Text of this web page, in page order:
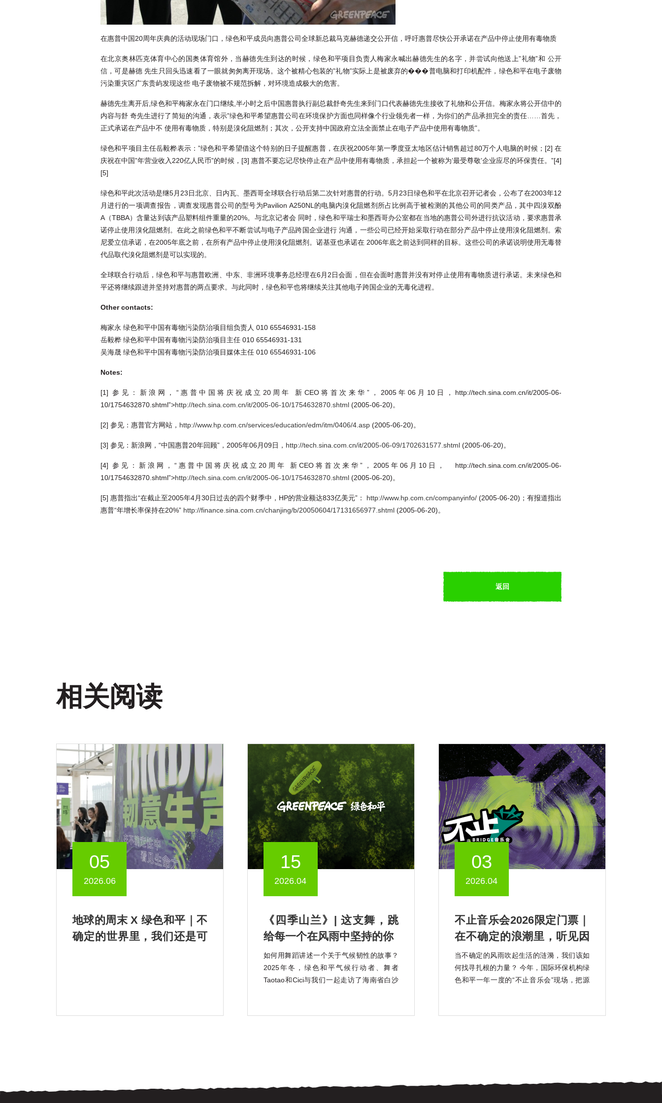
在惠普中国20周年庆典的活动现场门口，绿色和平成员向惠普公司全球新总裁马克赫德递交公开信，呼吁惠普尽快公开承诺在产品中停止使用有毒物质
在北京奥林匹克体育中心的国奥体育馆外，当赫德先生到达的时候，绿色和平项目负责人梅家永喊出赫德先生的名字，并尝试向他送上”礼物”和 公开
信 ，可是赫德 先生只回头迅速看了一眼就匆匆离开现场。这个被精心包装的”礼物”实际上是被废弃的���普电脑和打印机配件，绿色和平在电子废物
污染重灾区广东贵屿发现这些 电子废物被不规范拆解，对环境造成极大的危害。
赫德先生离开后,绿色和平梅家永在门口继续,半小时之后中国惠普执行副总裁舒奇先生来到门口代表赫德先生接收了礼物和公开信。梅家永将公开信中的
内容与舒 奇先生进行了简短的沟通，表示”绿色和平希望惠普公司在环境保护方面也同样像个行业领先者一样，为你们的产品承担完全的责任……首先，
正式承诺在产品中不 使用有毒物质，特别是溴化阻燃剂；其次，公开支持中国政府立法全面禁止在电子产品中使用有毒物质”。
绿色和平项目主任岳毅桦表示：”绿色和平希望借这个特别的日子提醒惠普，在庆祝2005年第一季度亚太地区估计销售超过80万个人电脑的时候；[2] 在
庆祝在中国”年营业收入220亿人民币”的时候，[3] 惠普不要忘记尽快停止在产品中使用有毒物质，承担起一个被称为’最受尊敬’企业应尽的环保责任。”[4]
[5]
绿色和平此次活动是继5月23日北京、日内瓦、墨西哥全球联合行动后第二次针对惠普的行动。5月23日绿色和平在北京召开记者会，公布了在2003年12
月进行的一项调查报告，调查发现惠普公司的型号为Pavilion A250NL的电脑内溴化阻燃剂所占比例高于被检测的其他公司的同类产品，其中四溴双酚
A（TBBA）含量达到该产品塑料组件重量的20%。与北京记者会 同时，绿色和平瑞士和墨西哥办公室都在当地的惠普公司外进行抗议活动，要求惠普承
诺停止使用溴化阻燃剂。在此之前绿色和平不断尝试与电子产品跨国企业进行 沟通，一些公司已经开始采取行动在部分产品中停止使用溴化阻燃剂。索
尼爱立信承诺，在2005年底之前，在所有产品中停止使用溴化阻燃剂。诺基亚也承诺在 2006年底之前达到同样的目标。这些公司的承诺说明使用无毒替
代品取代溴化阻燃剂是可以实现的。
全球联合行动后，绿色和平与惠普欧洲、中东、非洲环境事务总经理在6月2日会面，但在会面时惠普并没有对停止使用有毒物质进行承诺。未来绿色和
平还将继续跟进并坚持对惠普的两点要求。与此同时，绿色和平也将继续关注其他电子跨国企业的无毒化进程。
Other contacts:
梅家永 绿色和平中国有毒物污染防治项目组负责人 010 65546931-158
岳毅桦 绿色和平中国有毒物污染防治项目主任 010 65546931-131
吴海晟 绿色和平中国有毒物污染防治项目媒体主任 010 65546931-106
Notes:
[1] 参见：新浪网，“惠普中国将庆祝成立20周年 新CEO将首次来华”，2005年06月10日，http://tech.sina.com.cn/it/2005-06-
10/1754632870.shtml”>http://tech.sina.com.cn/it/2005-06-10/1754632870.shtml (2005-06-20)。
[2] 参见：惠普官方网站， http://www.hp.com.cn/services/education/edm/itm/0406/4.asp (2005-06-20)。
[3] 参见：新浪网，“中国惠普20年回顾”，2005年06月09日， http://tech.sina.com.cn/it/2005-06-09/1702631577.shtml (2005-06-20)。
[4] 参见：新浪网，“惠普中国将庆祝成立20周年 新CEO将首次来华”，2005年06月10日， http://tech.sina.com.cn/it/2005-06-
10/1754632870.shtml”>http://tech.sina.com.cn/it/2005-06-10/1754632870.shtml (2005-06-20)。
[5] 惠普指出“在截止至2005年4月30日过去的四个财季中，HP的营业额达833亿美元”： http://www.hp.com.cn/companyinfo/(2005-06-20)；有报道指出
惠普“年增长率保持在20%” http://finance.sina.com.cn/chanjing/b/20050604/17131656977.shtml (2005-06-20)。
返回
相关阅读
05
2026.06
地球的周末 X 绿色和平｜不
确定的世界里，我们还是可
15
2026.04
《四季山兰》| 这支舞，跳
给每一个在风雨中坚持的你
如何用舞蹈讲述一个关于气候韧性的故事？
2025年冬，绿色和平气候行动者、舞者
Taotao和Cici与我们一起走访了海南省白沙
瘠、颇具气候韧性的山地旱稻，其衍生的山
03
2026.04
不止音乐会2026限定门票｜
在不确定的浪潮里，听见因
勇气而起的韧性回响
当不确定的风雨吹起生活的涟漪，我们该如
何找寻扎根的力量？ 今年，国际环保机构绿
色和平一年一度的“不止音乐会”现场，把源
“不止”，取自Bridge的谐音。绿色和平以船